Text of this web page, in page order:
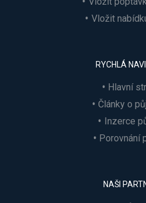
Vložit
RYCHLÁ
Hlavní
Články o
Inzerce
Porovnání
NAŠI